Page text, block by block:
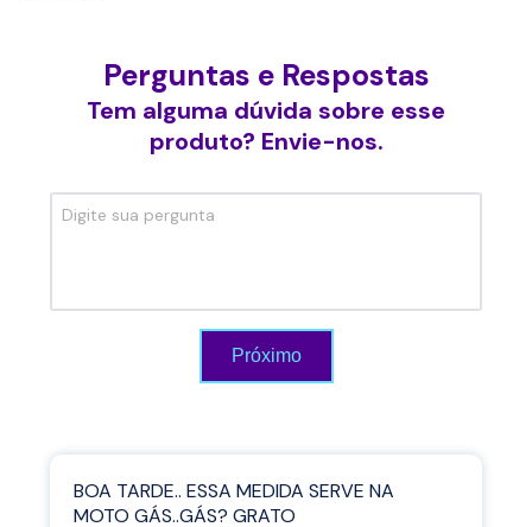
Perguntas e Respostas
Tem alguma dúvida sobre esse
produto? Envie-nos.
Próximo
BOA TARDE.. ESSA MEDIDA SERVE NA
MOTO GÁS..GÁS? GRATO